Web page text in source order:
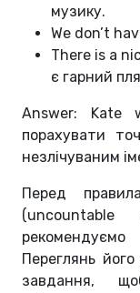
музику.
We don’t
There is a
є гарний
Answer: Kate
порахувати
незлічуваним
Перед
(uncountable
Переглянь
завдання,